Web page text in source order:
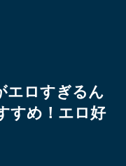
エロすぎるん
すめ！エロ好